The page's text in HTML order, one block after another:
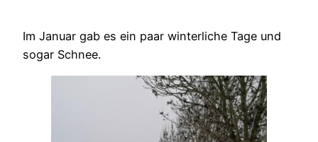
Im Januar gab es ein paar winterliche Tage und
sogar Schnee.